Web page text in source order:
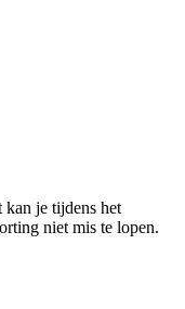
kan je tijdens het
niet mis te lopen.